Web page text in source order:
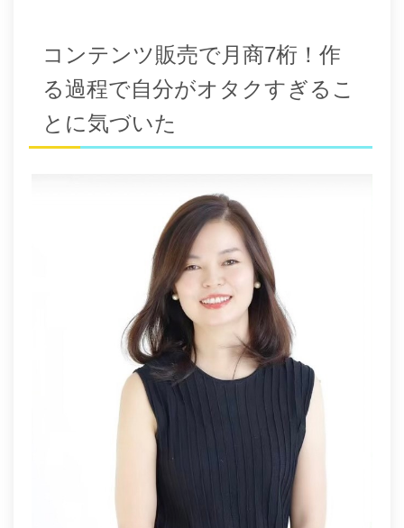
コンテンツ販売で月商7桁！作
る過程で自分がオタクすぎるこ
とに気づいた